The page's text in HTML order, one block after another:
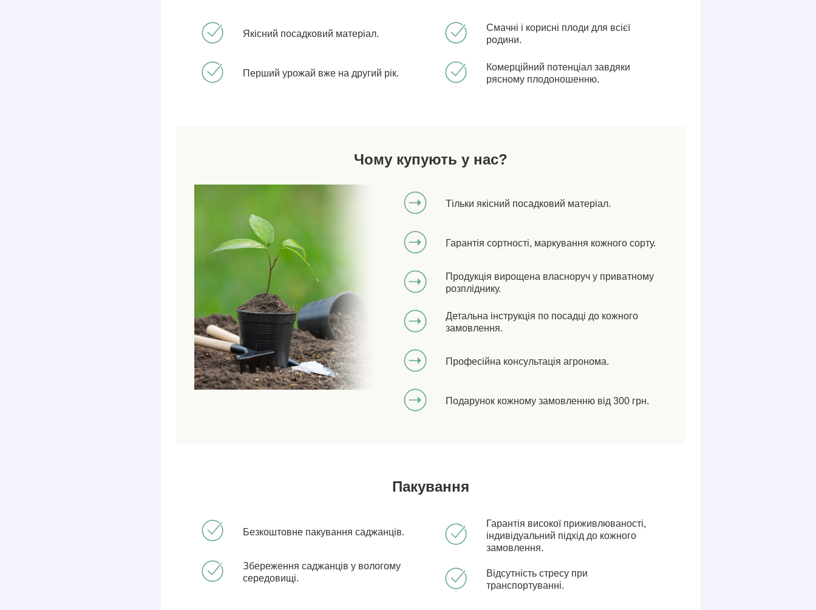
Якісний посадковий матеріал.
Перший урожай вже на другий рік.
Смачні і корисні плоди для всієї
родини.
Комерційний потенціал завдяки
рясному плодоношенню.
Чому купують у нас?
Тільки якісний посадковий матеріал.
Гарантія сортності, маркування кожного сорту.
Продукція вирощена власноруч у приватному
розпліднику.
Детальна інструкція по посадці до кожного
замовлення.
Професійна консультація агронома.
Подарунок кожному замовленню від 300 грн.
Пакування
Безкоштовне пакування саджанців.
Збереження саджанців у вологому
середовищі.
Гарантія високої приживлюваності,
індивідуальний підхід до кожного
замовлення.
Відсутність стресу при
транспортуванні.